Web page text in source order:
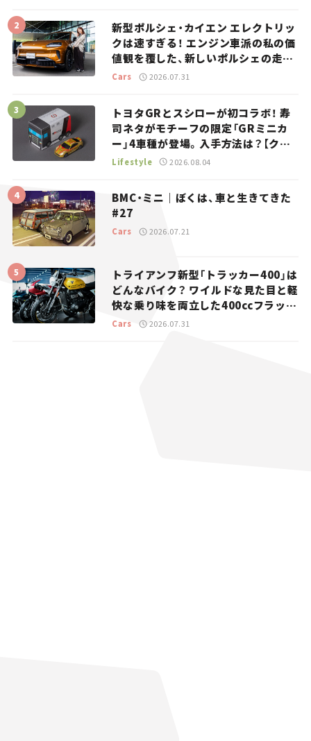
新型ポルシェ・カイエン エレクトリッ
クは速すぎる！ エンジン車派の私の価
値観を覆した、新しいポルシェの走
り。
Cars 2026.07.31
トヨタGRとスシローが初コラボ！ 寿
司ネタがモチーフの限定「GRミニカ
ー」4車種が登場。入手方法は？【クル
マとホビー】
Lifestyle 2026.08.04
BMC・ミニ｜ぼくは、車と生きてきた
#27
Cars 2026.07.21
トライアンフ新型「トラッカー400」は
どんなバイク？ ワイルドな見た目と軽
快な乗り味を両立した400ccフラット
トラッカー【試乗レビュー】
Cars 2026.07.31